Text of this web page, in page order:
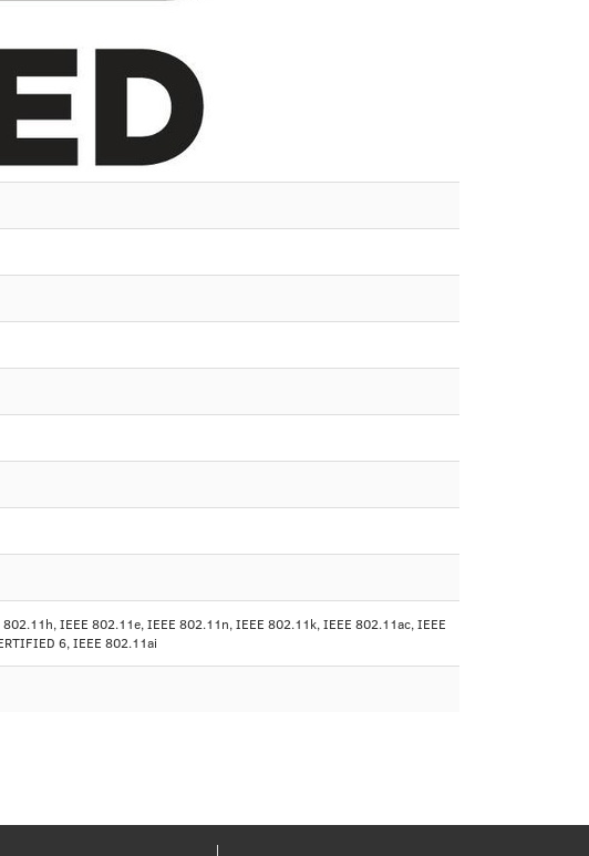
IEEE 802.11e, IEEE 802.11n, IEEE 802.11k, IEEE 802.11ac, IEEE
6, IEEE 802.11ai